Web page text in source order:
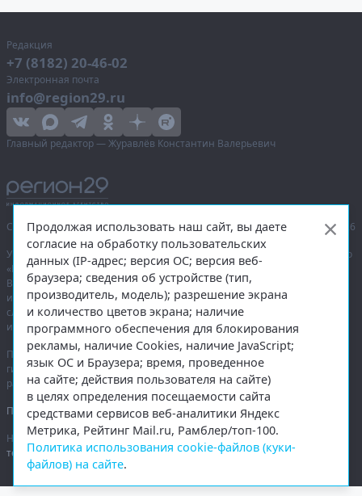
Редакция
+7 (8182) 20-46-02
Электронная почта
info@region29.ru
Главный редактор — Журавлёв Константин Валерьевич
Сетевое издание «Информационное агентство Регион 29»,
© 2016–2026
Учредитель — общество с ограниченной ответственностью «Агентство
«Правда Севера».
Выписка из реестра зарегистрированных средств массовой
информации:ЭЛ № ФС 77-74226от 09.11.2018 выдано Федеральной
службой по надзору в сфере связи, информационных технологий
и массовых коммуникаций (Роскомнадзор).
При полном или частичном использовании любых материалов
гиперссылка на region29.ruобязательна. Копирование материалов без
разрешения администрации сайта запрещено.
Правовая информация.
На информационном ресурсе применяютсярекомендательные
технологии .
Продолжая использовать наш сайт, вы даете
согласие на обработку пользовательских
данных (IP-адрес; версия ОС; версия веб-
браузера; сведения об устройстве (тип,
производитель, модель); разрешение экрана
и количество цветов экрана; наличие
программного обеспечения для блокирования
рекламы, наличие Cookies, наличие JavaScript;
язык ОС и Браузера; время, проведенное
на сайте; действия пользователя на сайте)
в целях определения посещаемости сайта
средствами сервисов веб-аналитики Яндекс
Метрика, Рейтинг Mail.ru, Рамблер/топ-100.
Политика использования cookie-файлов (куки-
файлов) на сайте.